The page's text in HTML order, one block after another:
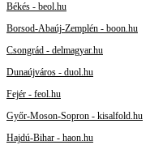
Békés - beol.hu
Borsod-Abaúj-Zemplén - boon.hu
Csongrád - delmagyar.hu
Dunaújváros - duol.hu
Fejér - feol.hu
Győr-Moson-Sopron - kisalfold.hu
Hajdú-Bihar - haon.hu